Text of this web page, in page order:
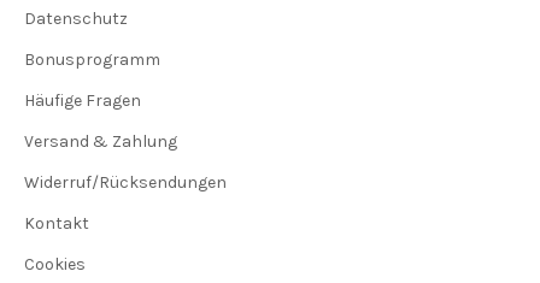
Datenschutz
Bonusprogramm
Häufige Fragen
Versand & Zahlung
Widerruf/Rücksendungen
Kontakt
Cookies